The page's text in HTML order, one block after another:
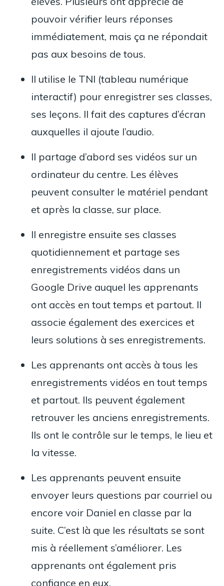
pouvoir vérifier leurs réponses
immédiatement, mais ça ne répondait
pas aux besoins de tous.
Il utilise le TNI (tableau numérique
interactif) pour enregistrer ses classes,
ses leçons. Il fait des captures d’écran
auxquelles il ajoute l’audio.
Il partage d’abord ses vidéos sur un
ordinateur du centre. Les élèves
peuvent consulter le matériel pendant
et après la classe, sur place.
Il enregistre ensuite ses classes
quotidiennement et partage ses
enregistrements vidéos dans un
Google Drive auquel les apprenants
ont accès en tout temps et partout. Il
associe également des exercices et
leurs solutions à ses enregistrements.
Les apprenants ont accès à tous les
enregistrements vidéos en tout temps
et partout. Ils peuvent également
retrouver les anciens enregistrements.
Ils ont le contrôle sur le temps, le lieu et
la vitesse.
Les apprenants peuvent ensuite
envoyer leurs questions par courriel ou
encore voir Daniel en classe par la
suite. C’est là que les résultats se sont
mis à réellement s’améliorer. Les
apprenants ont également pris
confiance en eux.